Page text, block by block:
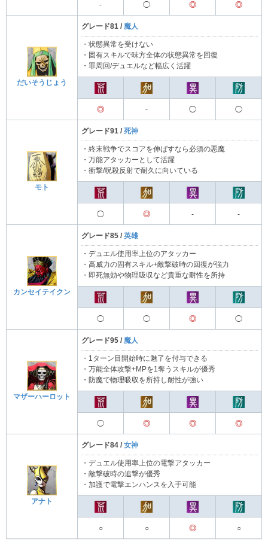
- ◯ ◎ ◎
だいそうじょう
グレード81 / 魔人
・状態異常を受けない
・固有スキルで味方全体の状態異常を回復
・罪周回/デュエルなど幅広く活躍
◎ - ◯ ◯
モト
グレード91 / 死神
・終末戦争でスコアを伸ばすなら必須の悪魔
・万能アタッカーとして活躍
・衝撃/呪殺反射で耐久に向いている
◯ ◎ - -
カンセイテイクン
グレード85 / 英雄
・デュエル使用率上位のアタッカー
・高威力の固有スキル+敵撃破時の回復が強力
・即死無効や物理吸収など貴重な耐性を所持
◯ ◯ ◎ ◯
マザーハーロット
グレード95 / 魔人
・1ターン目開始時に魅了を付与できる
・万能全体攻撃+MPを1奪うスキルが優秀
・防魔で物理吸収を所持し耐性が強い
◯ ◎ ◎ ◎
アナト
グレード84 / 女神
・デュエル使用率上位の電撃アタッカー
・敵撃破時の追撃が優秀
・加護で電撃エンハンスを入手可能
○ ○ ◎ ○